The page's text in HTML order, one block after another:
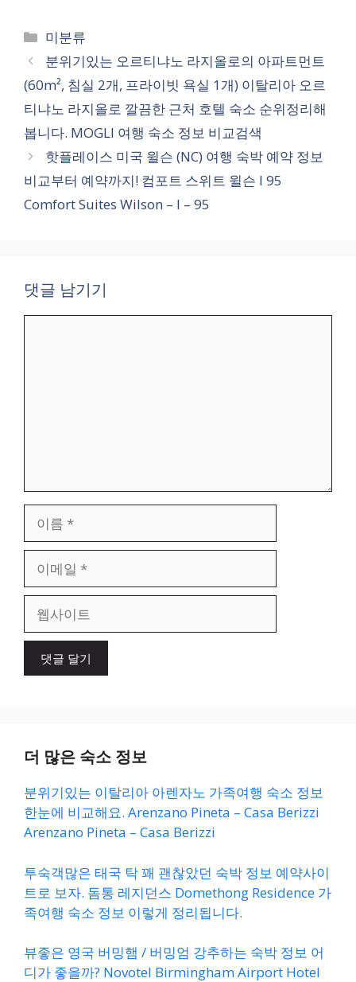
카
테
고
리
미분류
분위기있는 오르티냐노 라지올로의 아파트먼트
(60m², 침실 2개, 프라이빗 욕실 1개) 이탈리아 오르
티냐노 라지올로 깔끔한 근처 호텔 숙소 순위정리해
봅니다. MOGLI 여행 숙소 정보 비교검색
핫플레이스 미국 윌슨 (NC) 여행 숙박 예약 정보
비교부터 예약까지! 컴포트 스위트 윌슨 I 95
Comfort Suites Wilson – I – 95
댓글 남기기
일
이
더 많은 숙소 정보
분위기있는 이탈리아 아렌자노 가족여행 숙소 정보
한눈에 비교해요. Arenzano Pineta – Casa Berizzi
Arenzano Pineta – Casa Berizzi
투숙객많은 태국 탁 꽤 괜찮았던 숙박 정보 예약사이
트로 보자. 돔통 레지던스 Domethong Residence 가
족여행 숙소 정보 이렇게 정리됩니다.
뷰좋은 영국 버밍햄 / 버밍엄 강추하는 숙박 정보 어
디가 좋을까? Novotel Birmingham Airport Hotel